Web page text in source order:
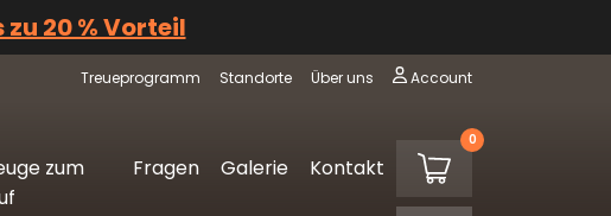
zu 20 % Vorteil
Treueprogramm Standorte Über uns Account
zum
Fragen Galerie
Kontakt
Warenkorb
€0,00 0